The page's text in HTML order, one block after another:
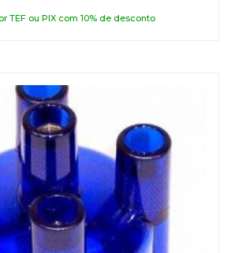
TEF ou PIX com 10% de desconto